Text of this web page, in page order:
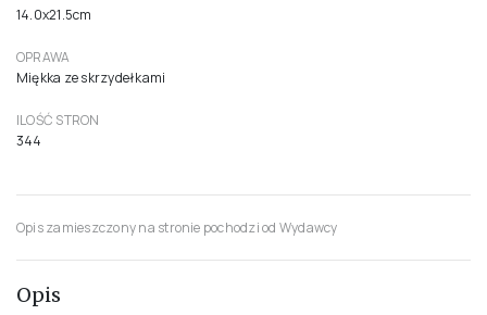
14.0x21.5cm
OPRAWA
Miękka ze skrzydełkami
ILOŚĆ STRON
344
Opis zamieszczony na stronie pochodzi od Wydawcy
Opis